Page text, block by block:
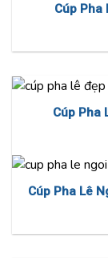
Cúp Pha
Cúp Pha
Cúp Pha Lê